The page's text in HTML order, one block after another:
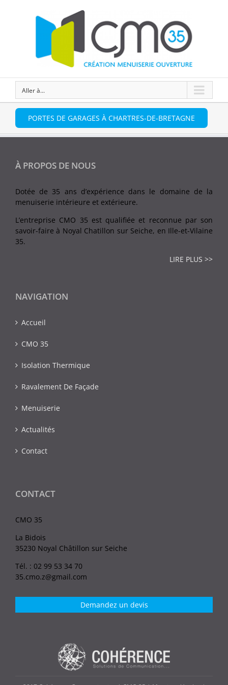
Aller à...
PORTES DE GARAGES À CHARTRES-DE-BRETAGNE
À PROPOS DE NOUS
Dotée de 35 ans d’expérience dans le domaine de la
menuiserie intérieure et extérieure.
L’entreprise CMO 35 est qualifiée et reconnue par son
savoir-faire à Noyal Chatillon sur Seiche, en Ille-et-Vilaine
35.
LIRE PLUS >>
NAVIGATION
Accueil
CMO 35
Isolation Thermique
Ravalement De Façade
Menuiserie
Actualités
Contact
CONTACT
CMO 35
La Bidois
35230 Noyal Châtillon sur Seiche
Tél. : 02 99 53 34 70
35.cmo.z@gmail.com
Demandez un devis